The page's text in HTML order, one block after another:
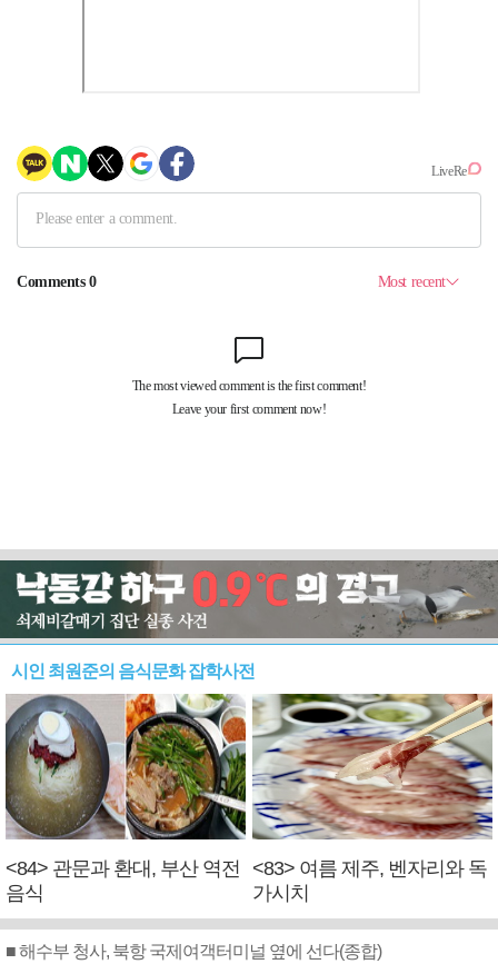
시인 최원준의 음식문화 잡학사전
<84> 관문과 환대, 부산 역전
음식
<83> 여름 제주, 벤자리와 독
가시치
■ 해수부 청사, 북항 국제여객터미널 옆에 선다(종합)